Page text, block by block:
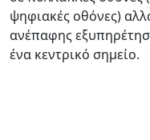
ψηφιακές οθόνες)
ανέπαφης
ένα κεντρικό σημείο.